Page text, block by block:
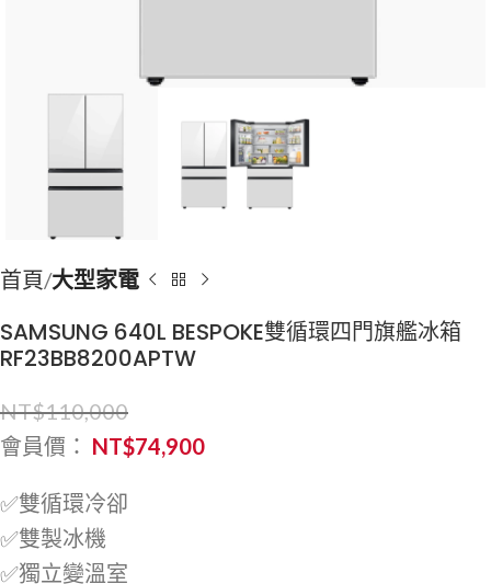
首頁 大型家電
SAMSUNG 640L BESPOKE雙循環四門旗艦冰箱
RF23BB8200APTW
NT$110,000
會員價： NT$74,900
✅雙循環冷卻
✅雙製冰機
✅獨立變溫室